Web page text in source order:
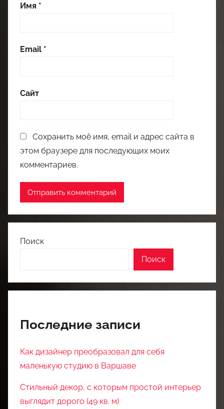
Имя *
Email *
Сайт
Сохранить моё имя, email и адрес сайта в
этом браузере для последующих моих
комментариев.
Поиск
Поиск
Последние записи
Как дизайнер преобразовал для себя
маленькую студию в Варшаве
Стильный декор, с которым простой интерьер
выглядит дорого (49 кв. м)